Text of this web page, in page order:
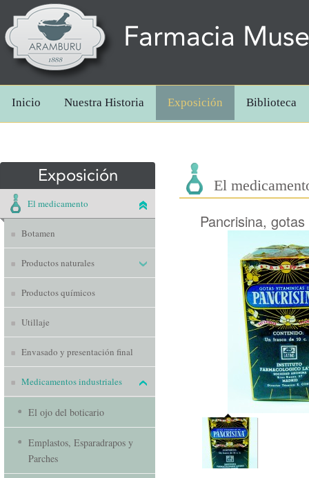
Farmacia
Inicio Nuestra Historia Exposición Biblioteca
Exposición
El medicamento
Botamen
Productos naturales
Productos químicos
Utillaje
Envasado y presentación final
Medicamentos industriales
El ojo del boticario
Emplastos, Esparadrapos y
Parches
El
Pancrisina, gotas